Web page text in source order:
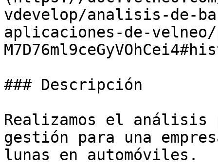
vdevelop/analisis-de-
aplicaciones-de-
### Descripción
Realizamos el análisis
gestión para una
lunas en automóviles.